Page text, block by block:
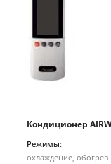
Кондиционер
Режимы:
охлаждение, обогрев